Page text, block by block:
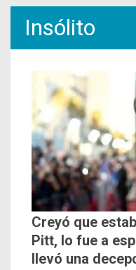
Insólito
Creyó que
Pitt, lo fue a
llevó una